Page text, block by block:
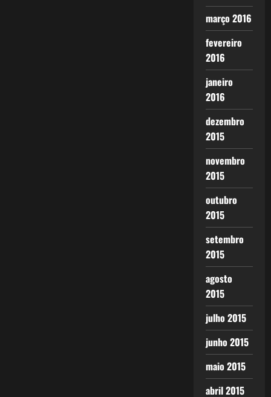
março 2016
fevereiro
2016
janeiro
2016
dezembro
2015
novembro
2015
outubro
2015
setembro
2015
agosto
2015
julho 2015
junho 2015
maio 2015
abril 2015